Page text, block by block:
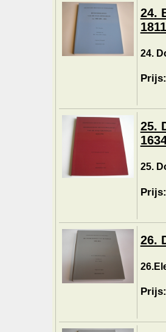
24.
24.
25.
25.
26.